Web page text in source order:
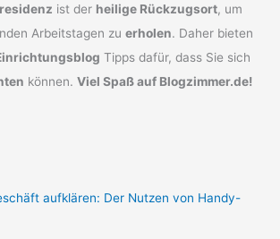
ist der heilige Rückzugsort, um
Arbeitstagen zuerholen. Daher bieten
Tipps dafür, dass Sie sich
können.Viel Spaß auf Blogzimmer.de!
aufklären: Der Nutzen von Handy-